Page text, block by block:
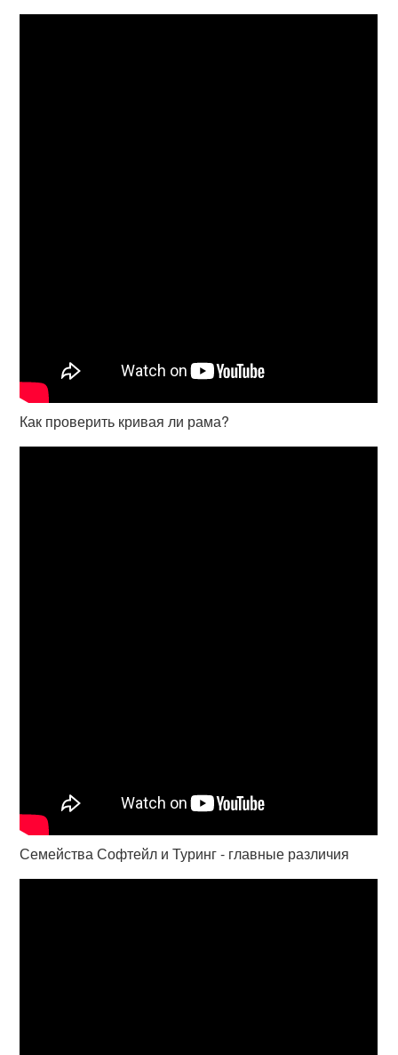
Как проверить кривая ли рама?
Семейства Софтейл и Туринг - главные различия